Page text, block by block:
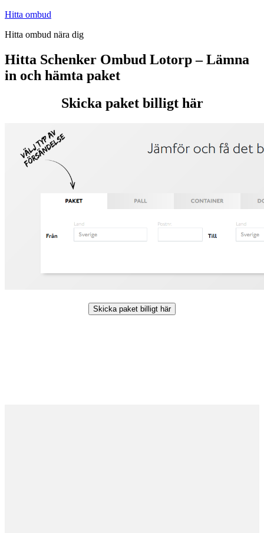
Hoppa
innehåll
Hitta ombud
Hitta ombud nära dig
Hitta Schenker Ombud Lotorp – Lämna
in och hämta paket
Skicka paket billigt här
Skicka paket billigt här